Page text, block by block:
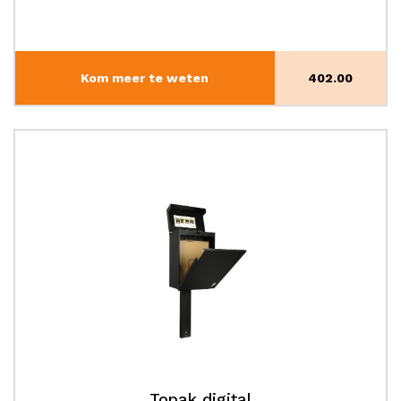
Kom meer te weten 402.00